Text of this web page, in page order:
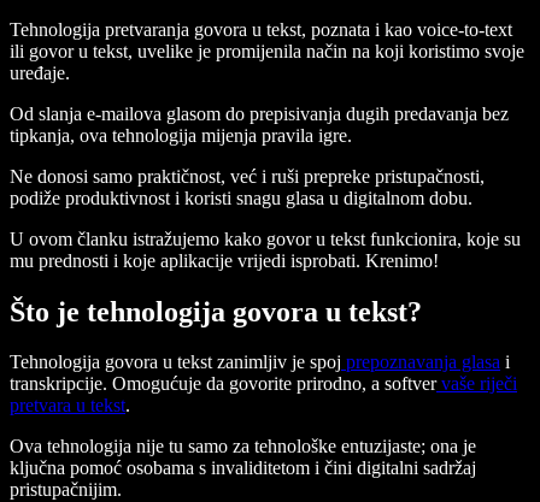
Tehnologija pretvaranja govora u tekst, poznata i kao voice-to-text
ili govor u tekst, uvelike je promijenila način na koji koristimo svoje
uređaje.
Od slanja e-mailova glasom do prepisivanja dugih predavanja bez
tipkanja, ova tehnologija mijenja pravila igre.
Ne donosi samo praktičnost, već i ruši prepreke pristupačnosti,
podiže produktivnost i koristi snagu glasa u digitalnom dobu.
U ovom članku istražujemo kako govor u tekst funkcionira, koje su
mu prednosti i koje aplikacije vrijedi isprobati. Krenimo!
Što je tehnologija govora u tekst?
Tehnologija govora u tekst zanimljiv je spoj prepoznavanja glasa i
transkripcije. Omogućuje da govorite prirodno, a softvervaše riječi
pretvara u tekst.
Ova tehnologija nije tu samo za tehnološke entuzijaste; ona je
ključna pomoć osobama s invaliditetom i čini digitalni sadržaj
pristupačnijim.